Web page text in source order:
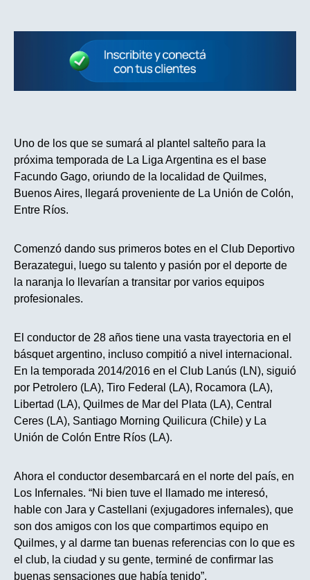
Uno de los que se sumará al plantel salteño para la
próxima temporada de La Liga Argentina es el base
Facundo Gago, oriundo de la localidad de Quilmes,
Buenos Aires, llegará proveniente de La Unión de Colón,
Entre Ríos.
Comenzó dando sus primeros botes en el Club Deportivo
Berazategui, luego su talento y pasión por el deporte de
la naranja lo llevarían a transitar por varios equipos
profesionales.
El conductor de 28 años tiene una vasta trayectoria en el
básquet argentino, incluso compitió a nivel internacional.
En la temporada 2014/2016 en el Club Lanús (LN), siguió
por Petrolero (LA), Tiro Federal (LA), Rocamora (LA),
Libertad (LA), Quilmes de Mar del Plata (LA), Central
Ceres (LA), Santiago Morning Quilicura (Chile) y La
Unión de Colón Entre Ríos (LA).
Ahora el conductor desembarcará en el norte del país, en
Los Infernales. “Ni bien tuve el llamado me interesó,
hable con Jara y Castellani (exjugadores infernales), que
son dos amigos con los que compartimos equipo en
Quilmes, y al darme tan buenas referencias con lo que es
el club, la ciudad y su gente, terminé de confirmar las
buenas sensaciones que había tenido”.